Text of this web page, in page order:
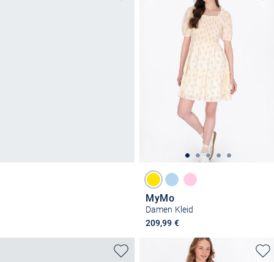
MyMo
Damen Kleid
209,99 €